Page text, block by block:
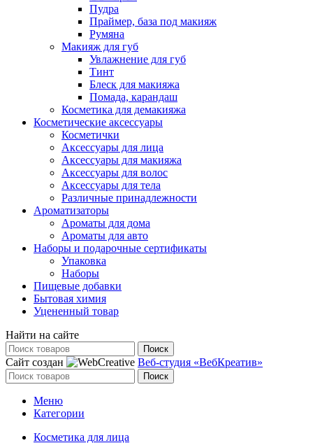
Пудра
Праймер, база под макияж
Румяна
Макияж для губ
Увлажнение для губ
Тинт
Блеск для макияжа
Помада, карандаш
Косметика для демакияжа
Косметические аксессуары
Косметички
Аксессуары для лица
Аксессуары для макияжа
Аксессуары для волос
Аксессуары для тела
Различные принадлежности
Ароматизаторы
Ароматы для дома
Ароматы для авто
Наборы и подарочные сертификаты
Упаковка
Наборы
Пищевые добавки
Бытовая химия
Уцененный товар
Найти на сайте
Поиск
Сайт создан Веб-студия «ВебКреатив»
Поиск
Меню
Категории
Косметика для лица